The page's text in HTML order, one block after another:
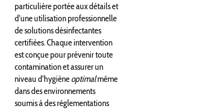
particulière portée aux détails et
d'une utilisation professionnelle
de solutions désinfectantes
certifiées. Chaque intervention
est conçue pour prévenir toute
contamination et assurer un
niveau d'hygièneoptimalmême
dans des environnements
soumis à des réglementations